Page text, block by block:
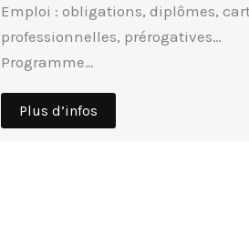
Emploi : obligations, diplômes,
professionnelles, prérogatives…
Programme…
Plus d’infos